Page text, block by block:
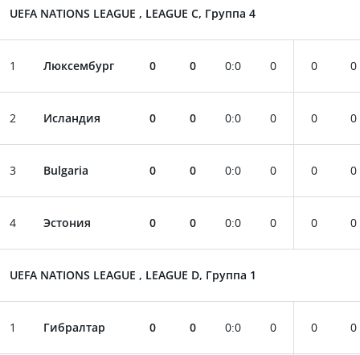
UEFA NATIONS LEAGUE , LEAGUE C, Группа 4
1 Люксембург 0 0 0:0 0 0 0
2 Исландия 0 0 0:0 0 0 0
3 Bulgaria 0 0 0:0 0 0 0
4 Эстония 0 0 0:0 0 0 0
UEFA NATIONS LEAGUE , LEAGUE D, Группа 1
1 Гибралтар 0 0 0:0 0 0 0